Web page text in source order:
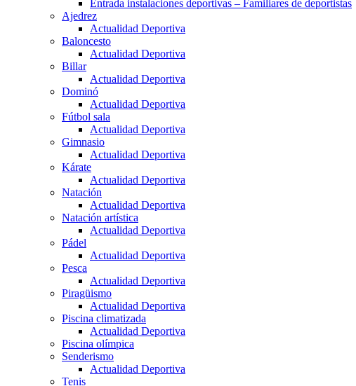
Entrada instalaciones deportivas – Familiares de deportistas
Ajedrez
Actualidad Deportiva
Baloncesto
Actualidad Deportiva
Billar
Actualidad Deportiva
Dominó
Actualidad Deportiva
Fútbol sala
Actualidad Deportiva
Gimnasio
Actualidad Deportiva
Kárate
Actualidad Deportiva
Natación
Actualidad Deportiva
Natación artística
Actualidad Deportiva
Pádel
Actualidad Deportiva
Pesca
Actualidad Deportiva
Piragüismo
Actualidad Deportiva
Piscina climatizada
Actualidad Deportiva
Piscina olímpica
Senderismo
Actualidad Deportiva
Tenis